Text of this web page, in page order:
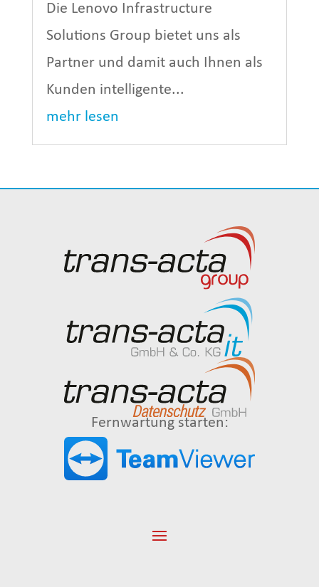
Die Lenovo Infrastructure
Solutions Group bietet uns als
Partner und damit auch Ihnen als
Kunden intelligente...
mehr lesen
Fernwartung starten: